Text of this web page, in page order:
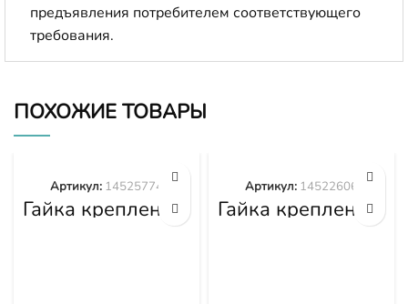
предъявления потребителем соответствующего
требования.
ПОХОЖИЕ ТОВАРЫ
Гайка крепления
башмака
Артикул: 14525774
Гайка крепления
башмака
Артикул: 14522606